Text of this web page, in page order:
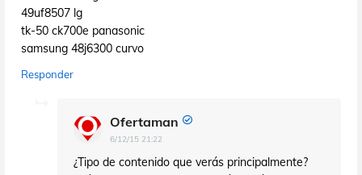
49uf8507 lg
tk-50 ck700e panasonic
samsung 48j6300 curvo
Responder
Ofertaman
6/12/15 21:22
¿Tipo de contenido que verás principalmente?